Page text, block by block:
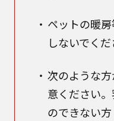
ペットの暖
しないでくだ
次のような
意ください
のできない